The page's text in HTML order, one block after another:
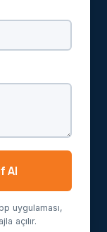
Al
uygulaması,
açılır.